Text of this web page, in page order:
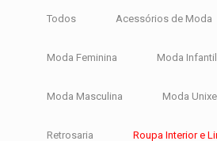
Todos Acessórios de Moda
Moda Feminina Moda
Moda Masculina Moda
Retrosaria Roupa Interior e